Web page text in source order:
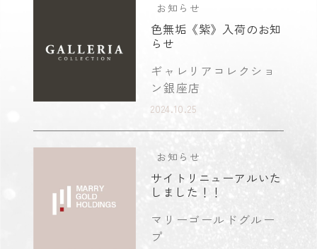
お知らせ
色無垢《紫》入荷のお知
らせ
ギャレリアコレクショ
ン銀座店
2024.10.25
お知らせ
サイトリニューアルいた
しました！！
マリーゴールドグルー
プ